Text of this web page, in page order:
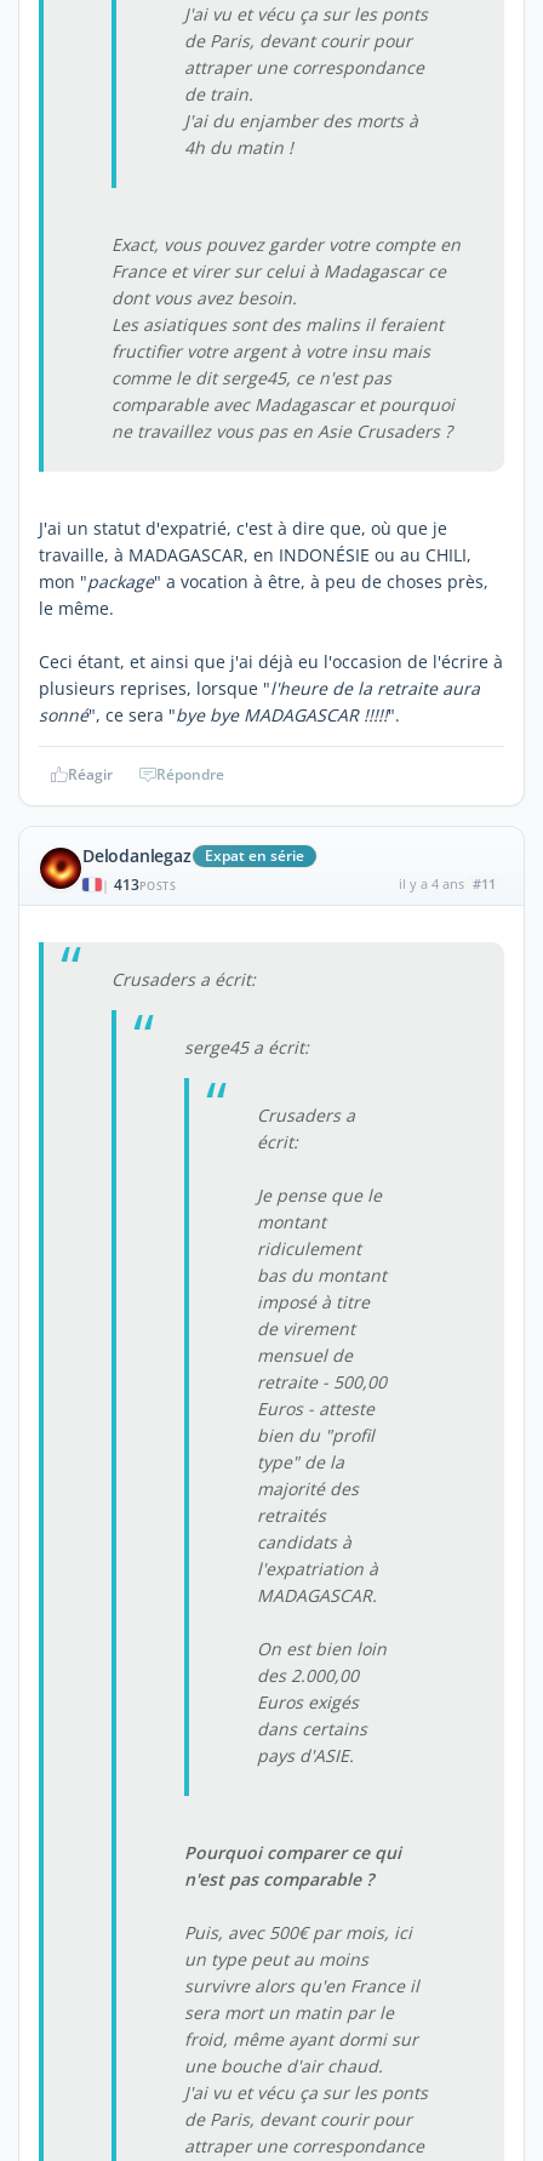
J'ai vu et vécu ça sur les ponts
de Paris, devant courir pour
attraper une correspondance
de train.
J'ai du enjamber des morts à
4h du matin !
Exact, vous pouvez garder votre compte en
France et virer sur celui à Madagascar ce
dont vous avez besoin.
Les asiatiques sont des malins il feraient
fructifier votre argent à votre insu mais
comme le dit serge45, ce n'est pas
comparable avec Madagascar et pourquoi
ne travaillez vous pas en Asie Crusaders ?
J'ai un statut d'expatrié, c'est à dire que, où que je
travaille, à MADAGASCAR, en INDONÉSIE ou au CHILI,
mon "package" a vocation à être, à peu de choses près,
le même.
Ceci étant, et ainsi que j'ai déjà eu l'occasion de l'écrire à
plusieurs reprises, lorsque "l'heure de la retraite aura
sonné", ce sera "bye bye MADAGASCAR !!!!!".
Réagir Répondre
Delodanlegaz Expat en série
| 413POSTS il y a 4 ans #11
Crusaders a écrit:
serge45 a écrit:
Crusaders a
écrit:
Je pense que le
montant
ridiculement
bas du montant
imposé à titre
de virement
mensuel de
retraite - 500,00
Euros - atteste
bien du "profil
type" de la
majorité des
retraités
candidats à
l'expatriation à
MADAGASCAR.
On est bien loin
des 2.000,00
Euros exigés
dans certains
pays d'ASIE.
Pourquoi comparer ce qui
n'est pas comparable ?
Puis, avec 500€ par mois, ici
un type peut au moins
survivre alors qu'en France il
sera mort un matin par le
froid, même ayant dormi sur
une bouche d'air chaud.
J'ai vu et vécu ça sur les ponts
de Paris, devant courir pour
attraper une correspondance